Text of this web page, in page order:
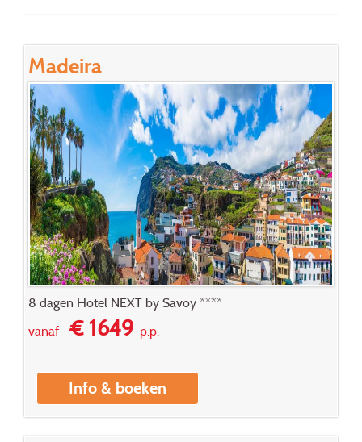
Madeira
8 dagen Hotel NEXT by Savoy ****
vanaf€ 1649p.p.
Info & boeken